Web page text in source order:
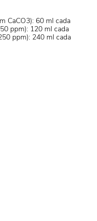
CaCO3): 60 ml cada
ppm): 120 ml cada
ppm): 240 ml cada